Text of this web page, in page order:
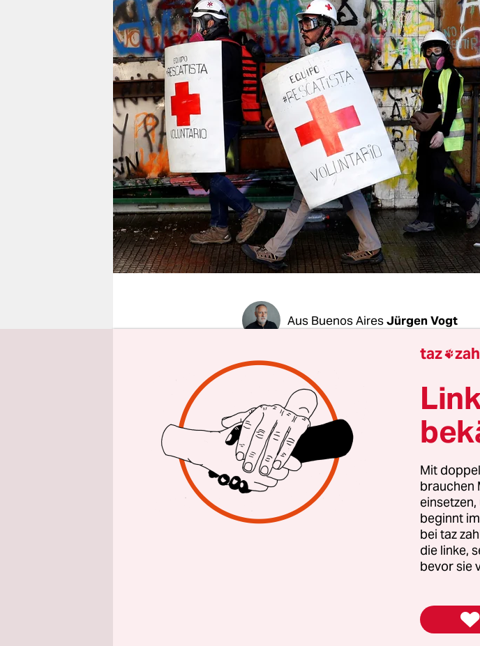
wahrheit
verlag
verlag
veranstaltungen
shop
fragen & hilfe
unterstützen
abo
genossenschaft
epaper login
Aus Buenos AiresJürgen Vogt
Nach 29 Tagen des
Verfassung. Im kommenden April
Referendum über deren
Zustimmung wird zugleich darüber
Konvent, der jeweils zur Hälfte aus
Delegierten besteht, oder von einem
Verfassungskonvent ausgearbeitet
soll dann im Oktober 2020
einigten sich die im Kongress
demokratische Verfassung
taz 
Mit
brauchen
beginnt
bei taz
die linke,
bevor sie
